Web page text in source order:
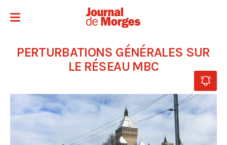
PERTURBATIONS GÉNÉRALES SUR
LE RÉSEAU MBC